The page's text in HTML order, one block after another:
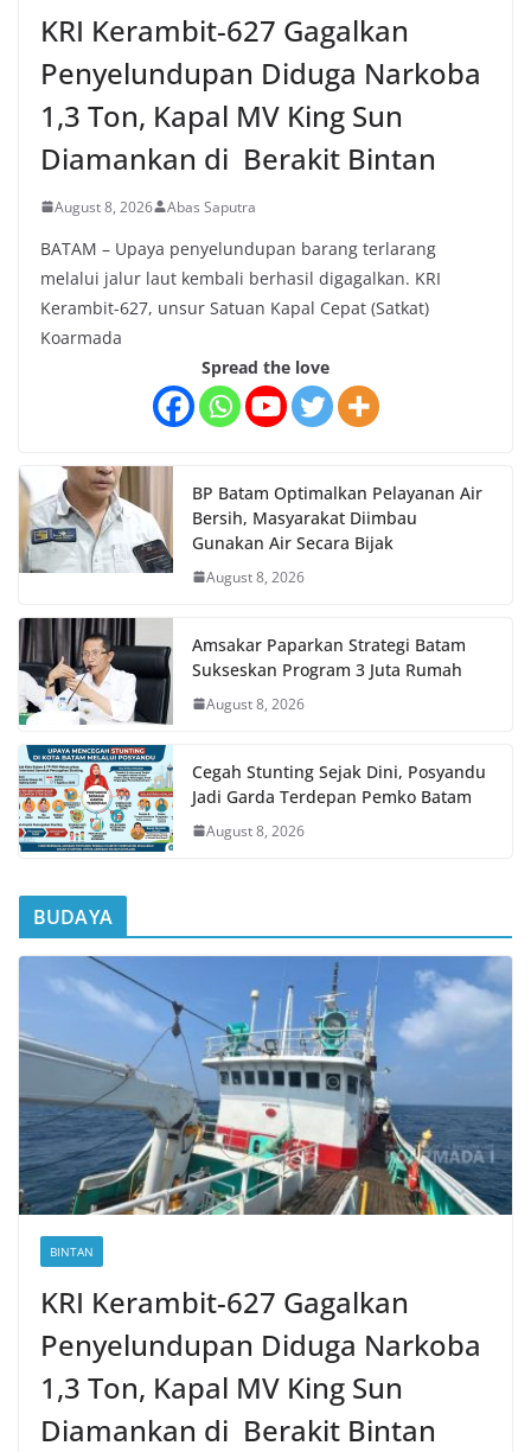
KRI Kerambit-627 Gagalkan
Penyelundupan Diduga Narkoba
1,3 Ton, Kapal MV King Sun
Diamankan di Berakit Bintan
August 8, 2026 Abas Saputra
BATAM – Upaya penyelundupan barang terlarang
melalui jalur laut kembali berhasil digagalkan. KRI
Kerambit-627, unsur Satuan Kapal Cepat (Satkat)
Koarmada
Spread the love
BP Batam Optimalkan Pelayanan Air
Bersih, Masyarakat Diimbau
Gunakan Air Secara Bijak
August 8, 2026
Amsakar Paparkan Strategi Batam
Sukseskan Program 3 Juta Rumah
August 8, 2026
Cegah Stunting Sejak Dini, Posyandu
Jadi Garda Terdepan Pemko Batam
August 8, 2026
BUDAYA
BINTAN
KRI Kerambit-627 Gagalkan
Penyelundupan Diduga Narkoba
1,3 Ton, Kapal MV King Sun
Diamankan di Berakit Bintan